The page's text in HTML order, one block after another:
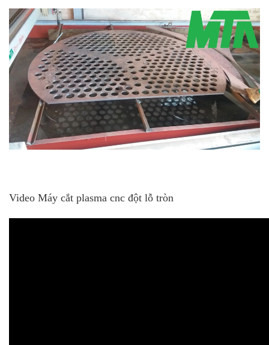
Video Máy cắt plasma cnc đột lỗ tròn